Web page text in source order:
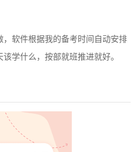
软件根据我的备考时间自动安排
学什么，按部就班推进就好。